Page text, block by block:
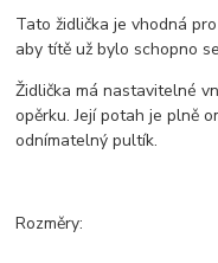
Tato židlička je vhodná
aby títě už bylo schopno
Židlička má nastavitelné
opěrku. Její potah je plně
odnímatelný pultík.
Rozměry: